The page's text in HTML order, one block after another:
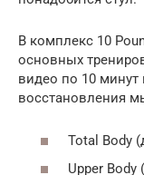
В комплекс 10
основных
видео по 10 минут
восстановления
Total Body
Upper Body